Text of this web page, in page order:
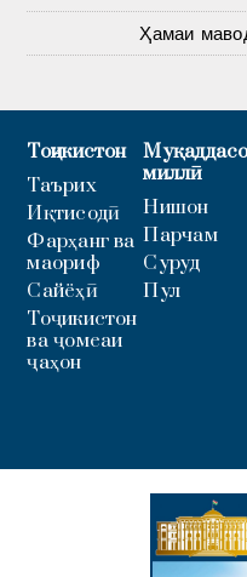
Ҳамаи
Тоҷикистон
Таърих
Иқтисодӣ
Фарҳанг ва
маориф
Сайёҳӣ
Тоҷикистон
ва ҷомеаи
ҷаҳон
миллӣ
Нишон
Парчам
Суруд
Пул